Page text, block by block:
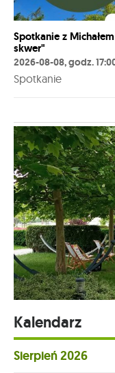
Spotkanie z
skwer"
2026-08-08, godz.
Spotkanie
Kalendarz
Sierpień2026